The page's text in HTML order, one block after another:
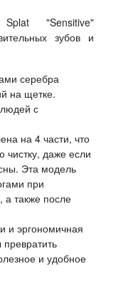
"Sensitive"
зубов и
серебра
на щетке.
с
на 4 части, что
даже если
Эта модель
при
а также после
и эргономичная
и удобное